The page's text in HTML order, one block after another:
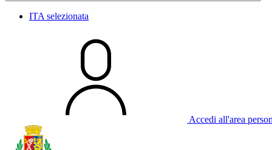
ITA selezionata
Accedi all'area